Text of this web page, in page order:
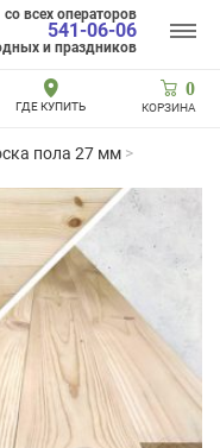
ГДЕ КУПИТЬ
со всех операторов
541-06-06
и праздников
0
КОРЗИНА
пола 27 мм >